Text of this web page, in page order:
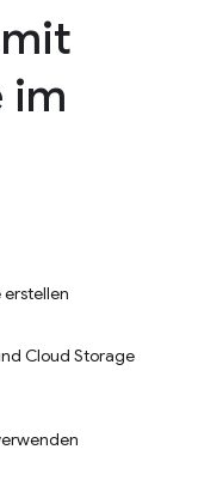
im
Cloud Storage